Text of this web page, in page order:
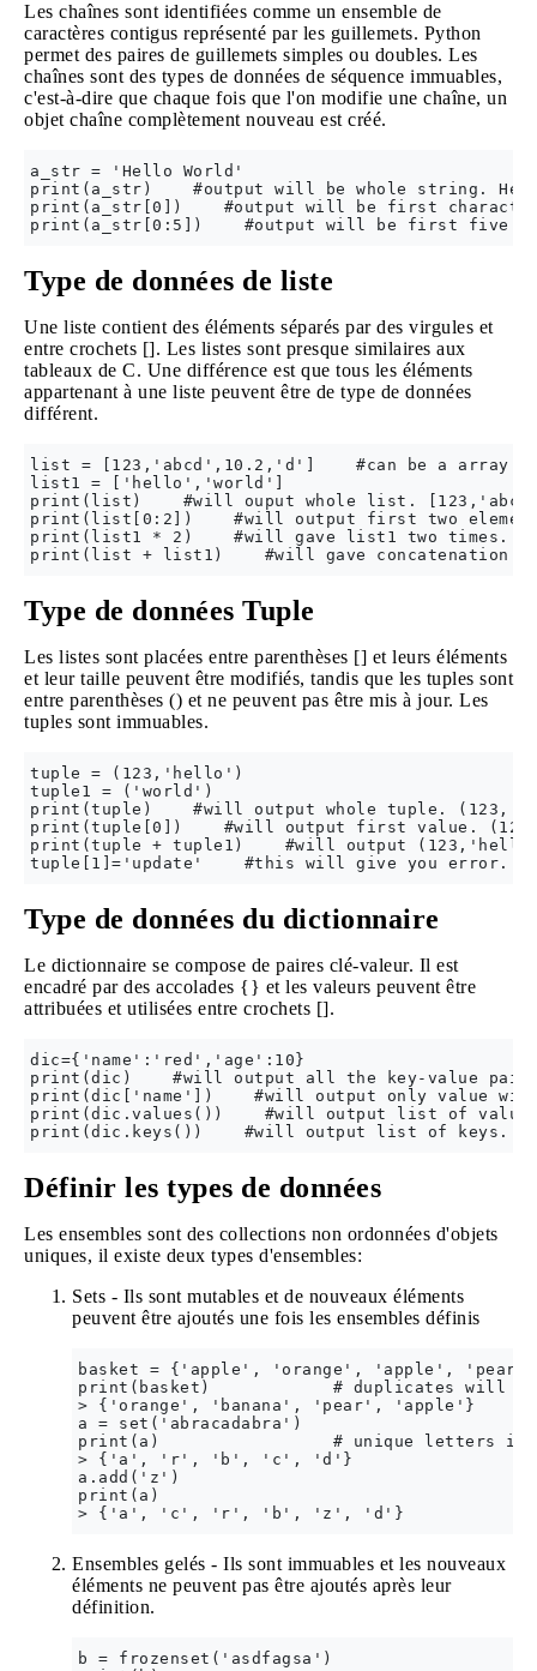
Les chaînes sont identifiées comme un ensemble de
caractères contigus représenté par les guillemets. Python
permet des paires de guillemets simples ou doubles. Les
chaînes sont des types de données de séquence immuables,
c'est-à-dire que chaque fois que l'on modifie une chaîne, un
objet chaîne complètement nouveau est créé.
a_str = 'Hello World'
print(a_str)    #output will be whole string.
print(a_str[0])    #output will be first
Type de données de liste
Une liste contient des éléments séparés par des virgules et
entre crochets []. Les listes sont presque similaires aux
tableaux de C. Une différence est que tous les éléments
appartenant à une liste peuvent être de type de données
différent.
list = [123,'abcd',10.2,'d']    #can be a array
list1 = ['hello','world']
print(list)    #will ouput whole list.
print(list[0:2])    #will output first two
print(list1 * 2)    #will gave list1 two times.
Type de données Tuple
Les listes sont placées entre parenthèses [] et leurs éléments
et leur taille peuvent être modifiés, tandis que les tuples sont
entre parenthèses () et ne peuvent pas être mis à jour. Les
tuples sont immuables.
tuple = (123,'hello')
tuple1 = ('world')
print(tuple)    #will output whole tuple.
print(tuple[0])    #will output first value.
print(tuple + tuple1)    #will output
Type de données du dictionnaire
Le dictionnaire se compose de paires clé-valeur. Il est
encadré par des accolades {} et les valeurs peuvent être
attribuées et utilisées entre crochets [].
dic={'name':'red','age':10}
print(dic)    #will output all the key-value
print(dic['name'])    #will output only value
print(dic.values())    #will output list of
Définir les types de données
Les ensembles sont des collections non ordonnées d'objets
uniques, il existe deux types d'ensembles:
Sets - Ils sont mutables et de nouveaux éléments
peuvent être ajoutés une fois les ensembles définis
basket = {'apple', 'orange', 'apple',
print(basket)            # duplicates will be
> {'orange', 'banana', 'pear', 'apple'}
a = set('abracadabra')
print(a)                 # unique letters in
> {'a', 'r', 'b', 'c', 'd'}
a.add('z')
print(a)
Ensembles gelés - Ils sont immuables et les nouveaux
éléments ne peuvent pas être ajoutés après leur
définition.
b = frozenset('asdfagsa')